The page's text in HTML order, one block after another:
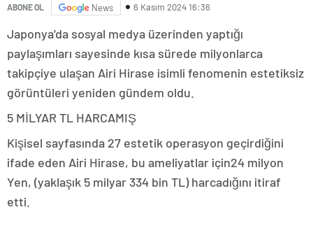
ABONE OL News 6 Kasım 2024 16:36
Japonya’da sosyal medya üzerinden yaptığı
paylaşımları sayesinde kısa sürede milyonlarca
takipçiye ulaşan Airi Hirase isimli fenomenin estetiksiz
görüntüleri yeniden gündem oldu.
5 MİLYAR TL HARCAMIŞ
Kişisel sayfasında 27 estetik operasyon geçirdiğini
ifade eden Airi Hirase, bu ameliyatlar için24 milyon
Yen, (yaklaşık 5 milyar 334 bin TL) harcadığını itiraf
etti.